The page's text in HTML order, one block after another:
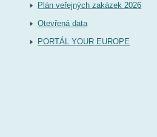
Plán veřejných zakázek 2026
Otevřená data
PORTÁL YOUR EUROPE